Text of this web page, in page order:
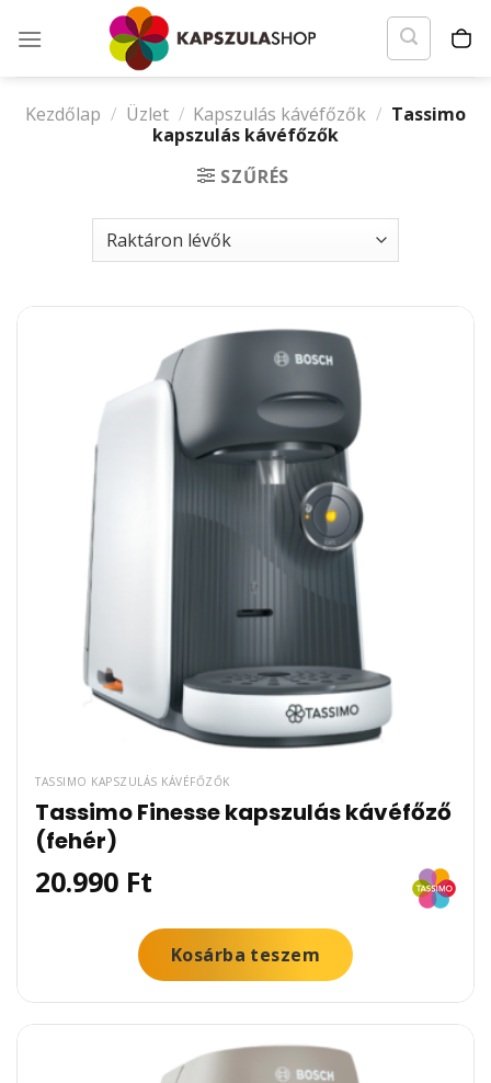
Kezdőlap / Üzlet / Kapszulás kávéfőzők / Tassimo
kapszulás kávéfőzők
SZŰRÉS
TASSIMO KAPSZULÁS KÁVÉFŐZŐK
Tassimo Finesse kapszulás kávéfőző
(fehér)
20.990 Ft
Kosárba teszem